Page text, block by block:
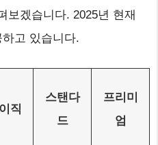
보겠습니다. 2025년 현재
고 있습니다.
직
스탠다
드
프리미
엄